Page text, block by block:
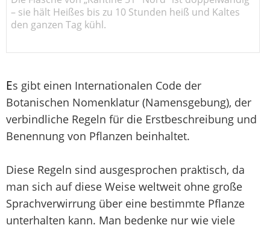
– sie hält Heißes bis zu 10 Stunden heiß und Kaltes
den ganzen Tag kühl.
Es gibt einen Internationalen Code der
Botanischen Nomenklatur (Namensgebung), der
verbindliche Regeln für die Erstbeschreibung und
Benennung von Pflanzen beinhaltet.
Diese Regeln sind ausgesprochen praktisch, da
man sich auf diese Weise weltweit ohne große
Sprachverwirrung über eine bestimmte Pflanze
unterhalten kann. Man bedenke nur wie viele